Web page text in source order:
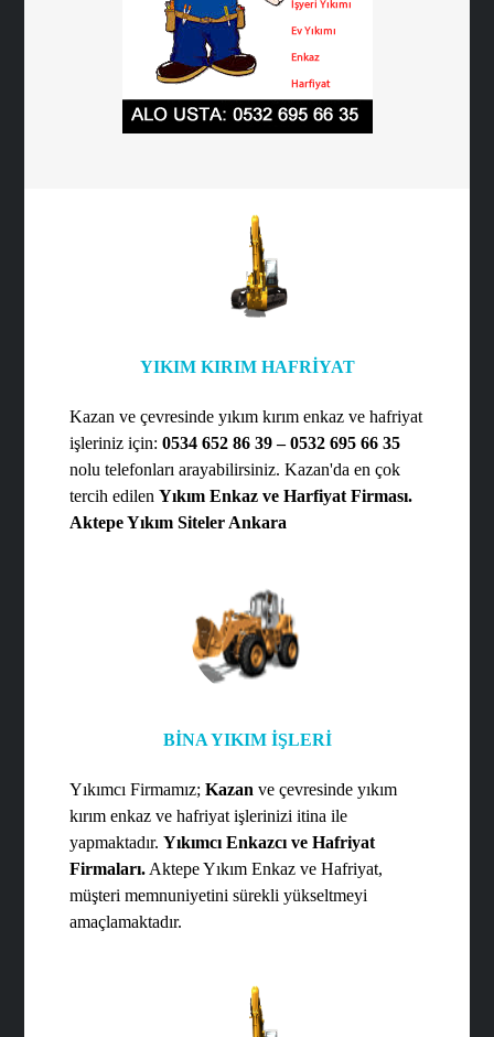
YIKIM KIRIM HAFRİYAT
Kazan ve çevresinde yıkım kırım enkaz ve hafriyat
işleriniz için: 0534 652 86 39 – 0532 695 66 35
nolu telefonları arayabilirsiniz. Kazan'da en çok
tercih edilen Yıkım Enkaz ve Harfiyat Firması.
Aktepe Yıkım Siteler Ankara
BİNA YIKIM İŞLERİ
Yıkımcı Firmamız; Kazan ve çevresinde yıkım
kırım enkaz ve hafriyat işlerinizi itina ile
yapmaktadır. Yıkımcı Enkazcı ve Hafriyat
Firmaları.Aktepe Yıkım Enkaz ve Hafriyat,
müşteri memnuniyetini sürekli yükseltmeyi
amaçlamaktadır.